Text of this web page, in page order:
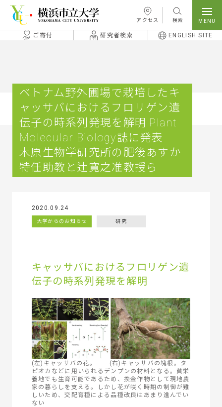
本文へ移動
アクセス 検索
ご寄付 研究者検索 ENGLISH SITE
ベトナム野外圃場で栽培したキ
ャッサバにおけるフロリゲン遺
伝子の時系列発現を解明 Plant
Molecular Biology誌に発表
木原生物学研究所の肥後あすか
特任助教と辻寛之准教授ら
2020.09.24
大学からのお知らせ 研究
キャッサバにおけるフロリゲン遺
伝子の時系列発現を解明
(左)キャッサバの花。 (右)キャッサバの塊根。タ
ピオカなどに用いられるデンプンの材料となる。貧栄
養地でも生育可能であるため、換金作物として現地農
家の暮らしを支える。しかし花が咲く時期の制御が難
しいため、交配育種による品種改良はあまり進んでい
ない